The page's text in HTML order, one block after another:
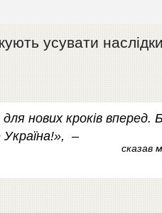
усувати наслідки
нових кроків
Україна!», –
сказав